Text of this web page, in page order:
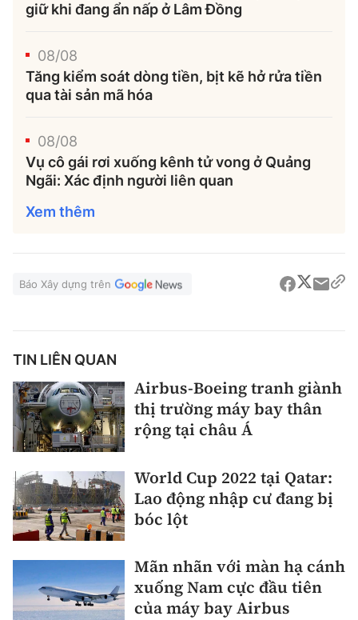
giữ khi đang ẩn nấp ở Lâm Đồng
08/08
Tăng kiểm soát dòng tiền, bịt kẽ hở rửa tiền
qua tài sản mã hóa
08/08
Vụ cô gái rơi xuống kênh tử vong ở Quảng
Ngãi: Xác định người liên quan
Xem thêm
Báo Xây dựng trên
TIN LIÊN QUAN
Airbus-Boeing tranh giành
thị trường máy bay thân
rộng tại châu Á
World Cup 2022 tại Qatar:
Lao động nhập cư đang bị
bóc lột
Mãn nhãn với màn hạ cánh
xuống Nam cực đầu tiên
của máy bay Airbus